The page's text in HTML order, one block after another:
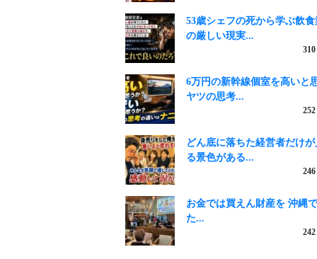
53歳シェフの死から学ぶ飲食
の厳しい現実...
6万円の新幹線個室を高いと
ヤツの思考...
どん底に落ちた経営者だけが
る景色がある...
お金では買えん財産を 沖縄
た...